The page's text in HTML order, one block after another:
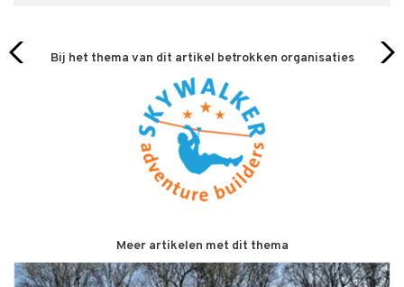
Bij het thema van dit artikel betrokken organisaties
Meer artikelen met dit thema